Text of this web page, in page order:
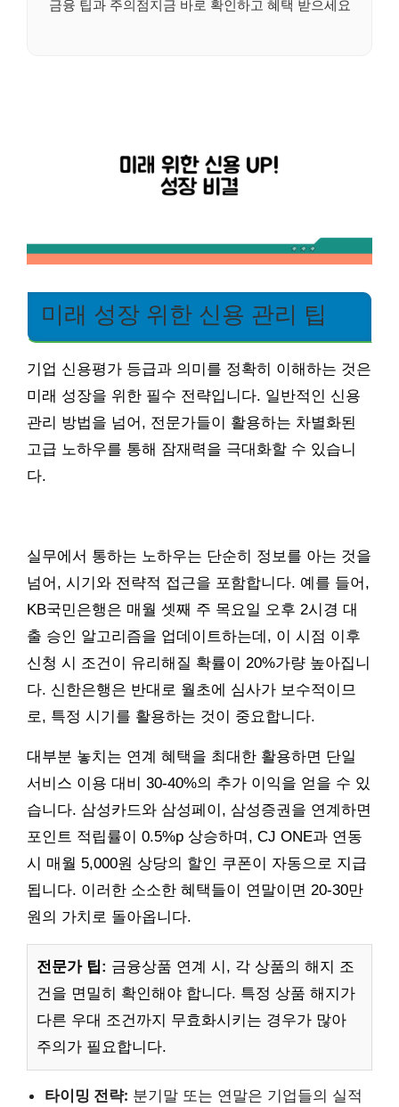
금융 팁과 주의점지금 바로 확인하고 혜택 받으세요
미래 성장 위한 신용 관리 팁
기업 신용평가 등급과 의미를 정확히 이해하는 것은
미래 성장을 위한 필수 전략입니다. 일반적인 신용
관리 방법을 넘어, 전문가들이 활용하는 차별화된
고급 노하우를 통해 잠재력을 극대화할 수 있습니
다.
실무에서 통하는 노하우는 단순히 정보를 아는 것을
넘어, 시기와 전략적 접근을 포함합니다. 예를 들어,
KB국민은행은 매월 셋째 주 목요일 오후 2시경 대
출 승인 알고리즘을 업데이트하는데, 이 시점 이후
신청 시 조건이 유리해질 확률이 20%가량 높아집니
다. 신한은행은 반대로 월초에 심사가 보수적이므
로, 특정 시기를 활용하는 것이 중요합니다.
대부분 놓치는 연계 혜택을 최대한 활용하면 단일
서비스 이용 대비 30-40%의 추가 이익을 얻을 수 있
습니다. 삼성카드와 삼성페이, 삼성증권을 연계하면
포인트 적립률이 0.5%p 상승하며, CJ ONE과 연동
시 매월 5,000원 상당의 할인 쿠폰이 자동으로 지급
됩니다. 이러한 소소한 혜택들이 연말이면 20-30만
원의 가치로 돌아옵니다.
전문가 팁: 금융상품 연계 시, 각 상품의 해지 조
건을 면밀히 확인해야 합니다. 특정 상품 해지가
다른 우대 조건까지 무효화시키는 경우가 많아
주의가 필요합니다.
타이밍 전략: 분기말 또는 연말은 기업들의 실적